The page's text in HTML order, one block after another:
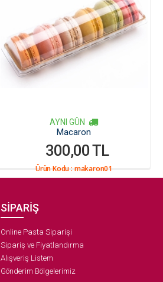
AYNI GÜN
Macaron
300,00 TL
Ürün Kodu : makaron01
SİPARİŞ
Online Pasta Siparişi
Sipariş ve Fiyatlandırma
Alışveriş Listem
Gönderim Bölgelerimiz